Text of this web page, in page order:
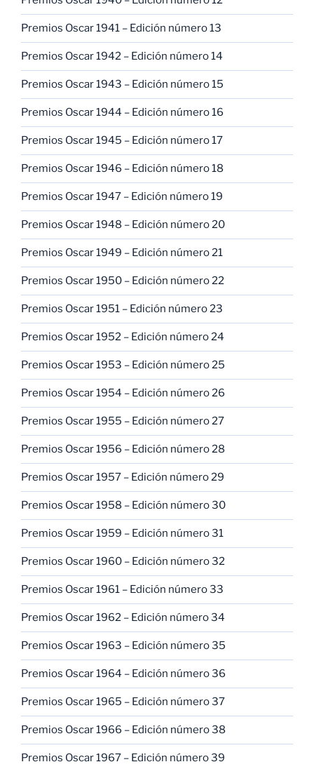
Premios Oscar 1941 – Edición número 13
Premios Oscar 1942 – Edición número 14
Premios Oscar 1943 – Edición número 15
Premios Oscar 1944 – Edición número 16
Premios Oscar 1945 – Edición número 17
Premios Oscar 1946 – Edición número 18
Premios Oscar 1947 – Edición número 19
Premios Oscar 1948 – Edición número 20
Premios Oscar 1949 – Edición número 21
Premios Oscar 1950 – Edición número 22
Premios Oscar 1951 – Edición número 23
Premios Oscar 1952 – Edición número 24
Premios Oscar 1953 – Edición número 25
Premios Oscar 1954 – Edición número 26
Premios Oscar 1955 – Edición número 27
Premios Oscar 1956 – Edición número 28
Premios Oscar 1957 – Edición número 29
Premios Oscar 1958 – Edición número 30
Premios Oscar 1959 – Edición número 31
Premios Oscar 1960 – Edición número 32
Premios Oscar 1961 – Edición número 33
Premios Oscar 1962 – Edición número 34
Premios Oscar 1963 – Edición número 35
Premios Oscar 1964 – Edición número 36
Premios Oscar 1965 – Edición número 37
Premios Oscar 1966 – Edición número 38
Premios Oscar 1967 – Edición número 39